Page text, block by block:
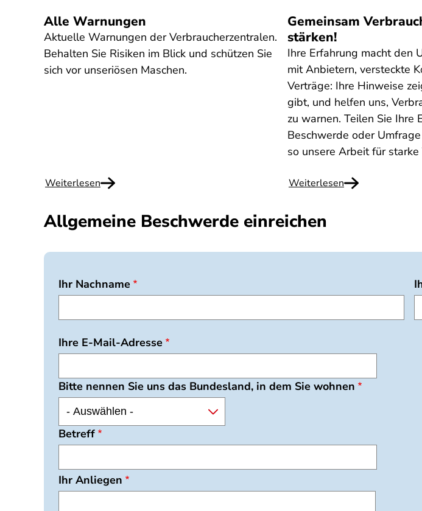
Alle Warnungen
Aktuelle Warnungen der Verbraucherzentralen.
Behalten Sie Risiken im Blick und schützen Sie
sich vor unseriösen Maschen.
Weiterlesen
Gemeinsam
stärken!
Ihre Erfahrung macht den
mit Anbietern, versteckte
Verträge: Ihre Hinweise
gibt, und helfen uns,
zu warnen. Teilen Sie Ihre
Beschwerde oder
so unsere Arbeit für starke
Weiterlesen
Allgemeine Beschwerde einreichen
Ihr Nachname
Ihre E-Mail-Adresse
Bitte nennen Sie uns das Bundesland, in dem Sie wohnen
Betreff
Ihr Anliegen